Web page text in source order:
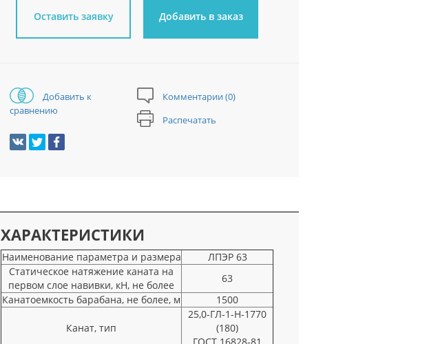
Оставить заявку Добавить в заказ
Добавить к
сравнению
Комментарии (0)
Распечатать
ХАРАКТЕРИСТИКИ
Наименование параметра и размера
ЛПЭР 63
Статическое натяжение каната на
первом слое навивки, кН, не более
63
Канатоемкость барабана, не более, м
1500
Канат, тип
25,0-ГЛ-1-Н-1770
(180)